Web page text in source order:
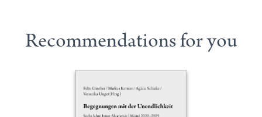
Recommendations for you